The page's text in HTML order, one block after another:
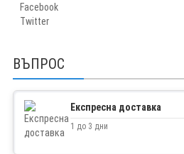
Facebook
Twitter
ВЪПРОС
Експресна доставка
1 до 3 дни